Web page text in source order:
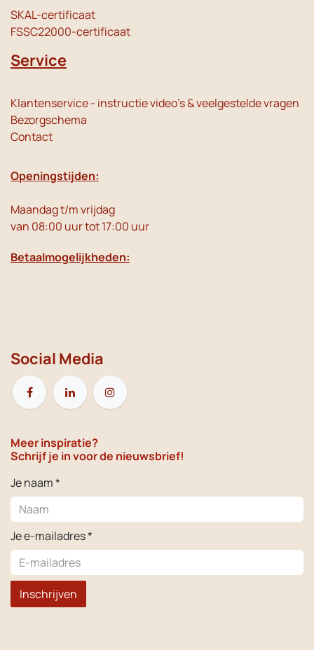
SKAL-certificaat
FSSC22000-certificaat
Service
Klantenservice - instructie video's & veelgestelde vragen
Bezorgschema
Contact
Openingstijden:
Maandag t/m vrijdag
van 08:00 uur tot 17:00 uur
Betaalmogelijkheden:
Social Media
Meer inspiratie?
Schrijf je in voor de nieuwsbrief!
Je naam *
Je e-mailadres *
Inschrijven